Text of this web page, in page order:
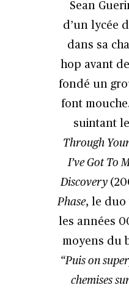
Sean
d’un lycée
dans sa
hop avant
fondé un
font
suintant
Through
I’ve Got To
Discovery
Phase, le duo
les années
moyens du
“Puis on
chemises